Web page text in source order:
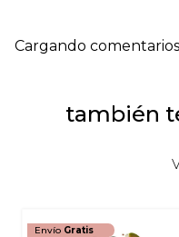
Cargando
también
Envío Gratis